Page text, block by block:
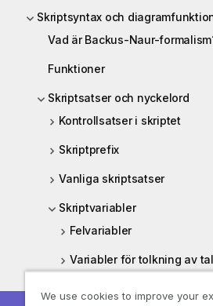
Skriptsyntax och
Vad är Backus-Naur-
Funktioner
Skriptsatser och nyckelord
Kontrollsatser i skriptet
Skriptprefix
Vanliga skriptsatser
Skriptvariabler
Felvariabler
Variabler för tolkning av tal
Systemvariabler
We use cookies to improve your